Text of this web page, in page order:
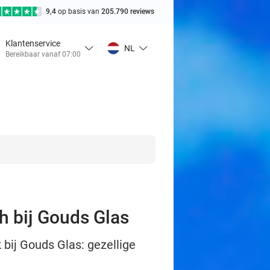
9,4 op basis van 205.790 reviews
Klantenservice
Bereikbaar vanaf 07:00
NL
bij Gouds Glas
Gouds Glas: gezellige